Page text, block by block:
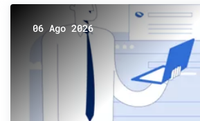
06 Ago 2026